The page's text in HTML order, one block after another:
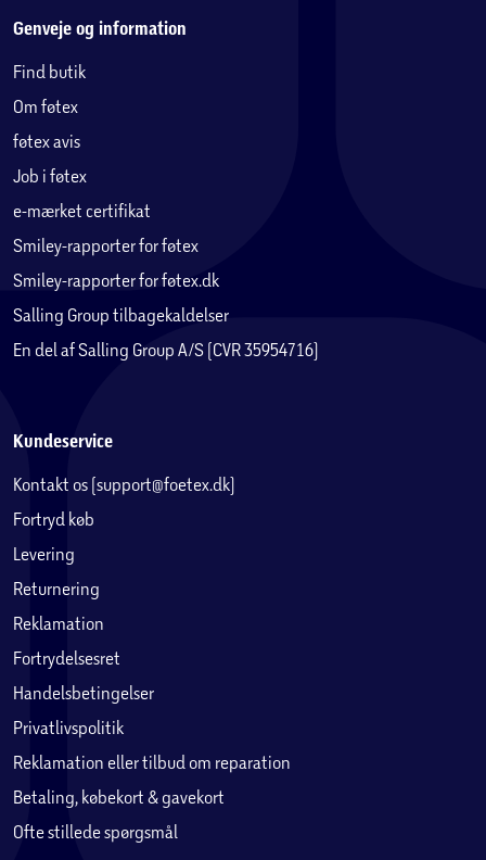
Genveje og information
Find butik
Om føtex
føtex avis
Job i føtex
e-mærket certifikat
Smiley-rapporter for føtex
Smiley-rapporter for føtex.dk
Salling Group tilbagekaldelser
En del af Salling Group A/S (CVR 35954716)
Kundeservice
Kontakt os (support@foetex.dk)
Fortryd køb
Levering
Returnering
Reklamation
Fortrydelsesret
Handelsbetingelser
Privatlivspolitik
Reklamation eller tilbud om reparation
Betaling, købekort & gavekort
Ofte stillede spørgsmål